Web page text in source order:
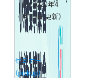
日 （2020年4
月15日 更新）
セミナー
（pickup）